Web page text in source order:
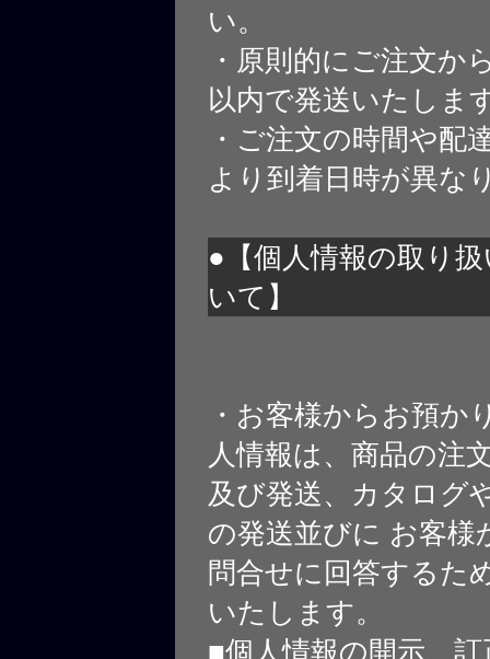
い。
・原則的にご注文か
以内で発送いたしま
・ご注文の時間や配
より到着日時が異な
●【個人情報の取り
いて】
・お客様からお預か
人情報は、商品の注
及び発送、カタログ
の発送並びに お客様
問合せに回答するた
いたします。
■個人情報の開示、